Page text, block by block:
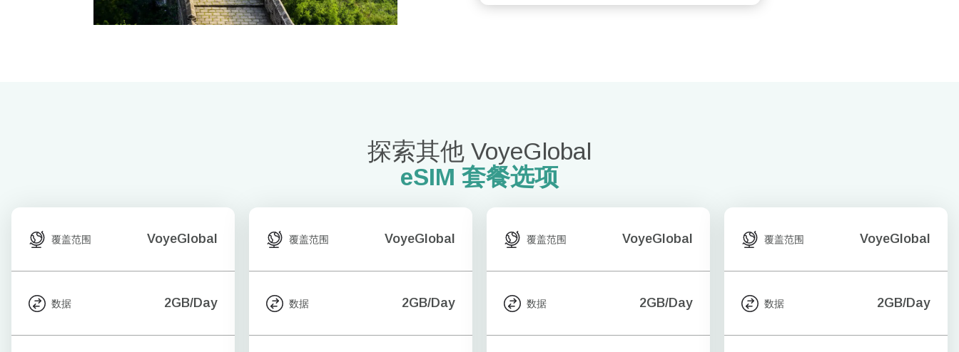
探索其他 VoyeGlobal
eSIM 套餐选项
覆盖范围 VoyeGlobal
数据 2GB/Day
覆盖范围 VoyeGlobal
数据 2GB/Day
覆盖范围 VoyeGlobal
数据 2GB/Day
覆盖范围 VoyeGlobal
数据 2GB/Day